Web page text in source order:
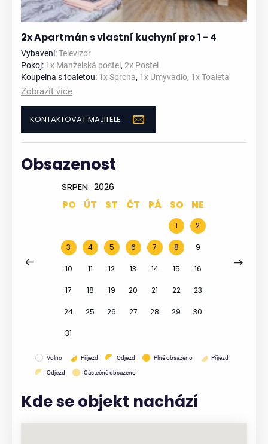
2x Apartmán s vlastní kuchyní pro 1 - 4
Vybavení:Televizor
Pokoj: 1x Manželská postel , 2x Postel
Koupelna s toaletou: 1x Sprcha, 1x Umyvadlo, 1x Toaleta
Zobrazit více
KONTAKTOVAT MAJITELE
Obsazenost
SRPEN 2026
PO
ÚT ST ČT PÁ SO NE
1 2
3 4 5 6 7 8 9
10 11 12 13 14 15 16
17 18 19 20 21 22 23
24 25 26 27 28 29 30
31
Volno Příjezd Odjezd Plně obsazeno Příjezd
Odjezd Částečně obsazeno
Kde se objekt nachází